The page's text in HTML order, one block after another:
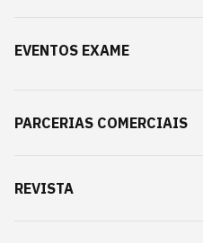
EVENTOS EXAME
PARCERIAS COMERCIAIS
REVISTA